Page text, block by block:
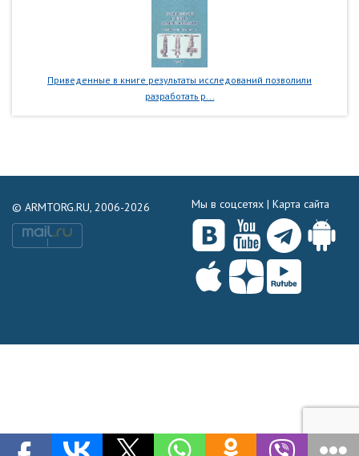
Приведенные в книге результаты исследований позволили
разработать р...
© ARMTORG.RU, 2006-2026 Мы в соцсетях | Карта сайта